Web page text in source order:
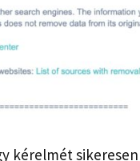
kérelmét